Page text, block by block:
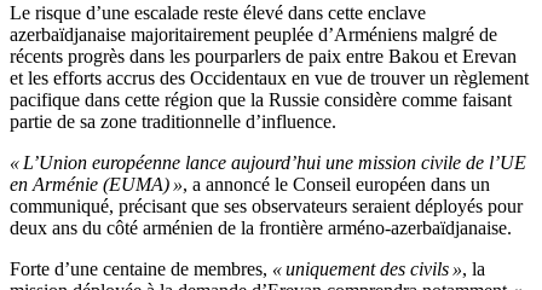
Le risque d’une escalade reste élevé dans cette enclave
azerbaïdjanaise majoritairement peuplée d’Arméniens malgré de
récents progrès dans les pourparlers de paix entre Bakou et Erevan
et les efforts accrus des Occidentaux en vue de trouver un règlement
pacifique dans cette région que la Russie considère comme faisant
partie de sa zone traditionnelle d’influence.
« L’Union européenne lance aujourd’hui une mission civile de l’UE
en Arménie (EUMA) », a annoncé le Conseil européen dans un
communiqué, précisant que ses observateurs seraient déployés pour
deux ans du côté arménien de la frontière arméno-azerbaïdjanaise.
Forte d’une centaine de membres, « uniquement des civils », la